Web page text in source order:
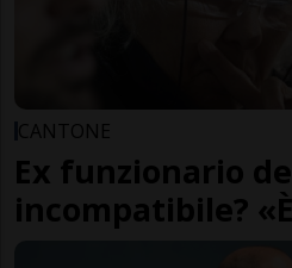
CANTONE
Ex funzionario
incompatibile?